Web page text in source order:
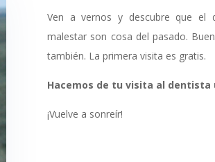
Ven a vernos y descubre que el
malestar son cosa del pasado.
también. La primera visita es gratis.
Hacemos de tu visita al dentista
¡Vuelve a sonreír!